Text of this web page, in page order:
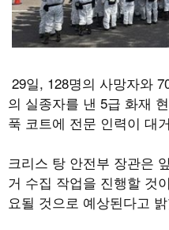
29일, 128명의 사망자와
의 실종자를 낸 5급 화재
푹 코트에 전문 인력이 대
크리스 탕 안전부 장관은
거 수집 작업을 진행할 것
요될 것으로 예상된다고